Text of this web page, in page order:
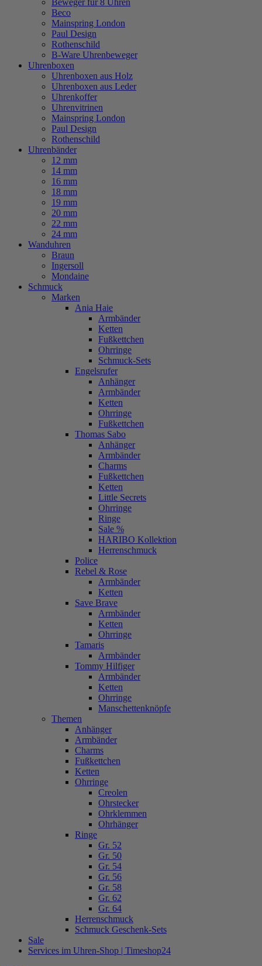
Beweger für 8 Uhren
Beco
Mainspring London
Paul Design
Rothenschild
B-Ware Uhrenbeweger
Uhrenboxen
Uhrenboxen aus Holz
Uhrenboxen aus Leder
Uhrenkoffer
Uhrenvitrinen
Mainspring London
Paul Design
Rothenschild
Uhrenbänder
12 mm
14 mm
16 mm
18 mm
19 mm
20 mm
22 mm
24 mm
Wanduhren
Braun
Ingersoll
Mondaine
Schmuck
Marken
Ania Haie
Armbänder
Ketten
Fußkettchen
Ohrringe
Schmuck-Sets
Engelsrufer
Anhänger
Armbänder
Ketten
Ohrringe
Fußkettchen
Thomas Sabo
Anhänger
Armbänder
Charms
Fußkettchen
Ketten
Little Secrets
Ohrringe
Ringe
Sale %
HARIBO Kollektion
Herrenschmuck
Police
Rebel & Rose
Armbänder
Ketten
Save Brave
Armbänder
Ketten
Ohrringe
Tamaris
Armbänder
Tommy Hilfiger
Armbänder
Ketten
Ohrringe
Manschettenknöpfe
Themen
Anhänger
Armbänder
Charms
Fußkettchen
Ketten
Ohrringe
Creolen
Ohrstecker
Ohrklemmen
Ohrhänger
Ringe
Gr. 52
Gr. 50
Gr. 54
Gr. 56
Gr. 58
Gr. 62
Gr. 64
Herrenschmuck
Schmuck Geschenk-Sets
Sale
Services im Uhren-Shop | Timeshop24